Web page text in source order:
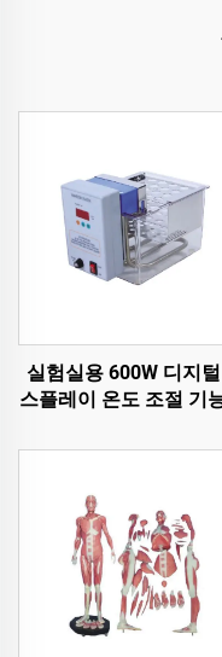
실험실용 600W 디지
스플레이 온도 조절 기